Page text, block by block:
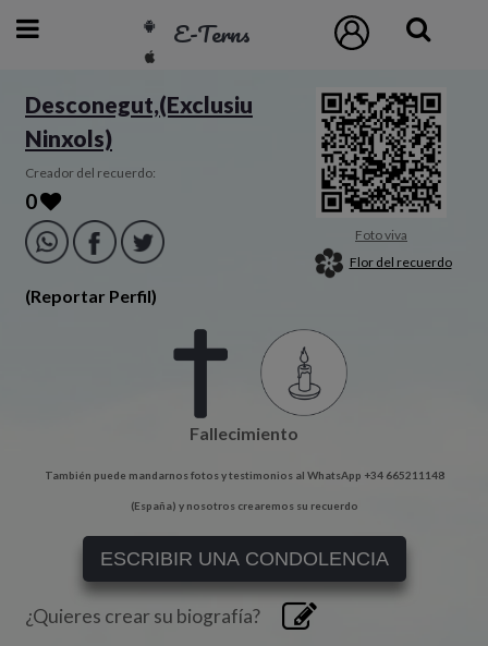
E-Terns
ESP
ENG
POR
Inicio
Desconegut,(Exclusiu
Ninxols)
Creador del recuerdo:
0
(Reportar Perfil)
Foto viva
Flor del recuerdo
Fallecimiento
También puede mandarnos fotos y testimonios al WhatsApp +34 665211148
(España) y nosotros crearemos su recuerdo
ESCRIBIR UNA CONDOLENCIA
¿Quieres crear su biografía?